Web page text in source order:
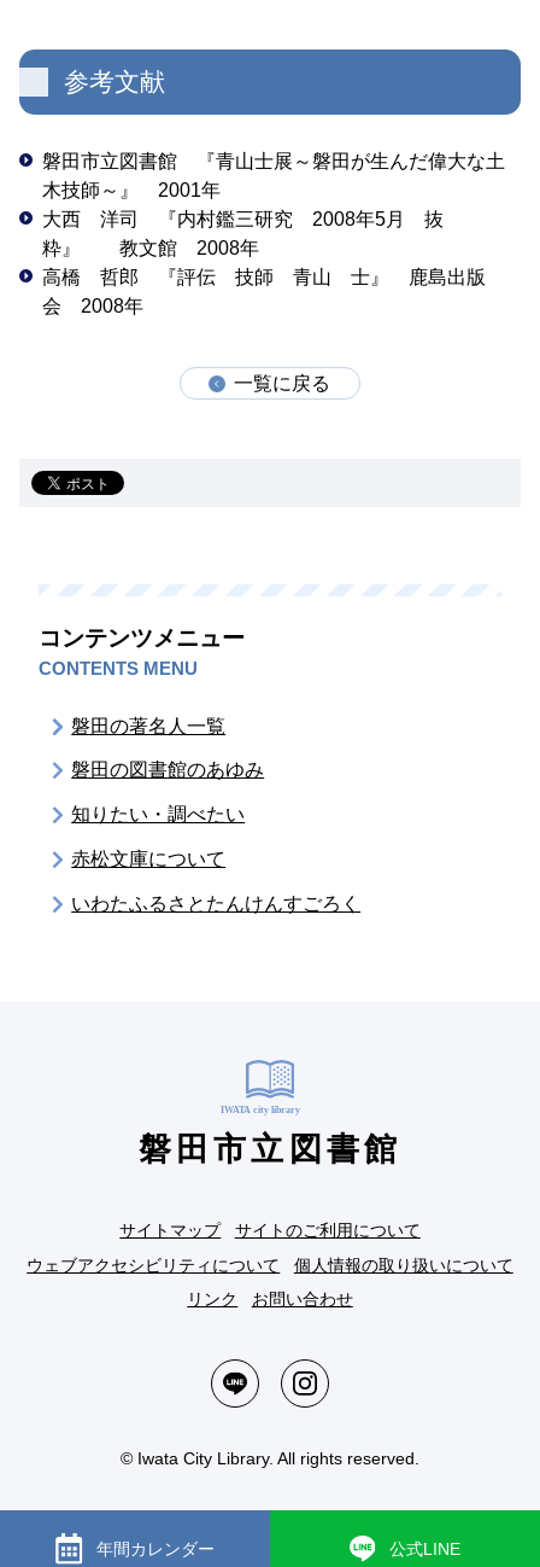
参考文献
磐田市立図書館 『青山士展～磐田が生んだ偉大な土
木技師～』 2001年
大西 洋司 『内村鑑三研究 2008年5月 抜
粋』 教文館 2008年
高橋 哲郎 『評伝 技師 青山 士』 鹿島出版
会 2008年
一覧に戻る
コンテンツメニュー
CONTENTS MENU
磐田の著名人一覧
磐田の図書館のあゆみ
知りたい・調べたい
赤松文庫について
いわたふるさとたんけんすごろく
磐田市立図書館
サイトマップ
サイトのご利用について
ウェブアクセシビリティについて
個人情報の取り扱いについて
リンク
お問い合わせ
© Iwata City Library. All rights reserved.
年間カレンダー 公式LINE